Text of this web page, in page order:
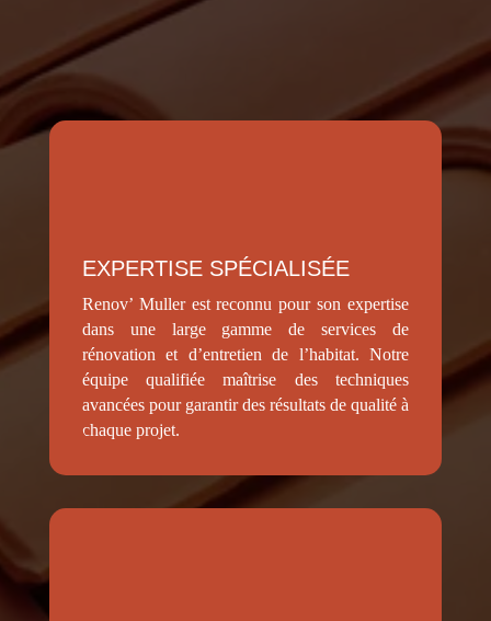
EXPERTISE SPÉCIALISÉE
Renov’ Muller est reconnu pour son expertise
dans une large gamme de services de
rénovation et d’entretien de l’habitat. Notre
équipe qualifiée maîtrise des techniques
avancées pour garantir des résultats de qualité à
chaque projet.